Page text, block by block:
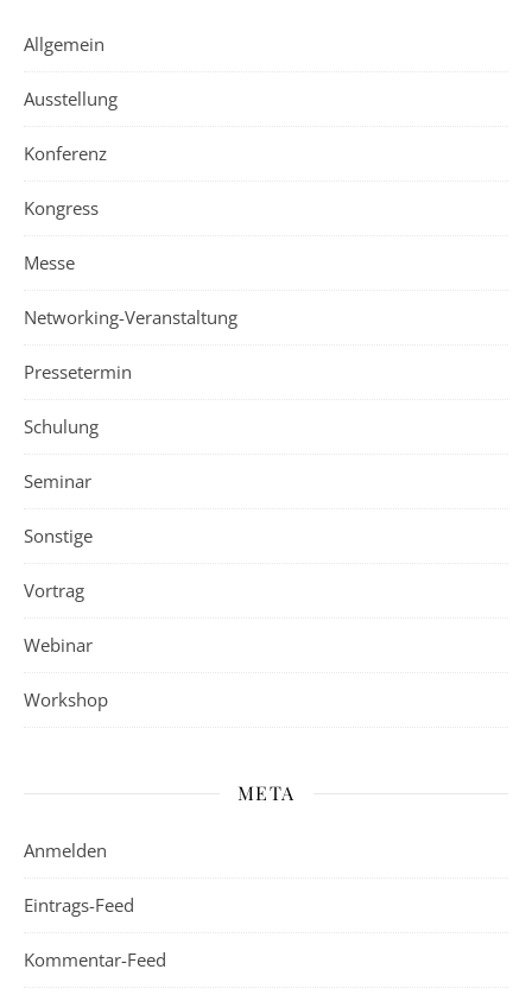
Allgemein
Ausstellung
Konferenz
Kongress
Messe
Networking-Veranstaltung
Pressetermin
Schulung
Seminar
Sonstige
Vortrag
Webinar
Workshop
META
Anmelden
Eintrags-Feed
Kommentar-Feed